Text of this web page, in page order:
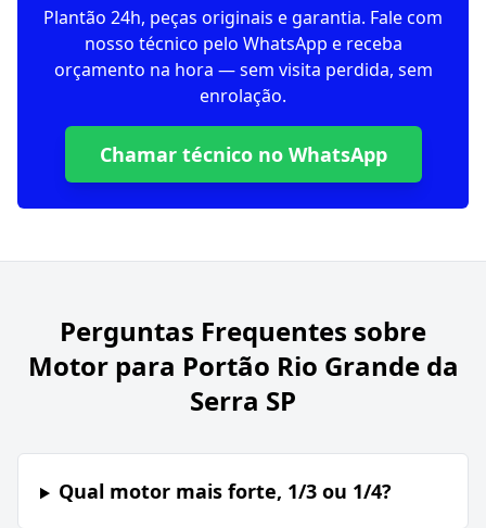
Plantão 24h, peças originais e garantia. Fale com
nosso técnico pelo WhatsApp e receba
orçamento na hora — sem visita perdida, sem
enrolação.
Chamar técnico no WhatsApp
Perguntas Frequentes sobre
Motor para Portão Rio Grande da
Serra SP
Qual motor mais forte, 1/3 ou 1/4?